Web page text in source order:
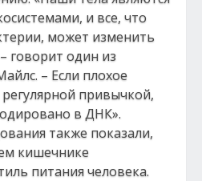
и все, что
может изменить
говорит один из
– Если плохое
привычкой,
в ДНК».
также показали,
кишечнике
питания человека.